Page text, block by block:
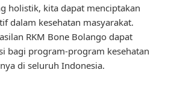
holistik, kita dapat menciptakan
dalam kesehatan masyarakat.
RKM Bone Bolango dapat
bagi program-program kesehatan
di seluruh Indonesia.